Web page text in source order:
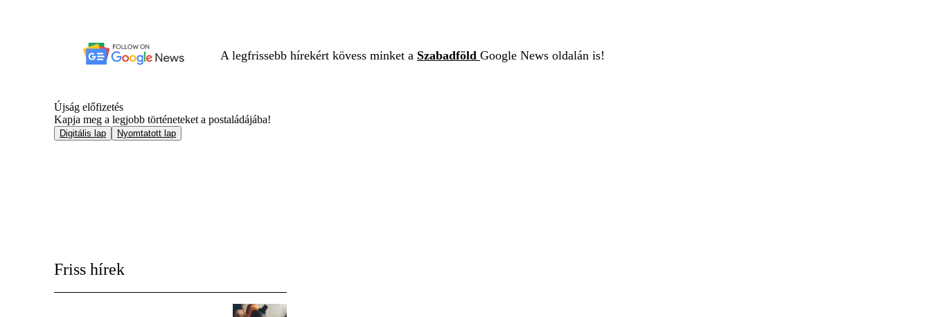
A legfrissebb hírekért kövess minket a Szabadföld Google News oldalán is!
Újság előfizetés
Kapja meg a legjobb történeteket a postaládájába!
Digitális lap Nyomtatott lap
Friss hírek